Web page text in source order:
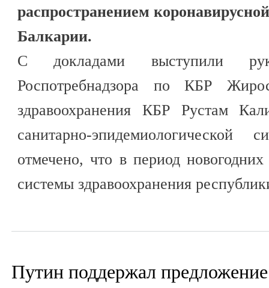
распространением
Балкарии.
С докладами выступили
Роспотребнадзора по КБР
здравоохранения КБР Рустам
санитарно-
отмечено, что в период
системы здравоохранения
Путин поддержал